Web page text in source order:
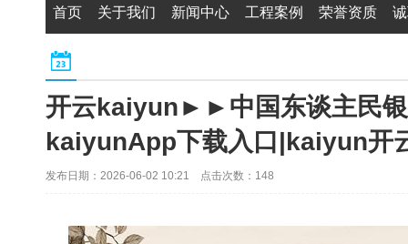
首页 关于我们 新闻中心 工程案例 荣誉资质
开云kaiyun►►中国东谈主民银
kaiyunApp下载入口|kaiyun开
发布日期：2026-06-02 10:21 点击次数：148